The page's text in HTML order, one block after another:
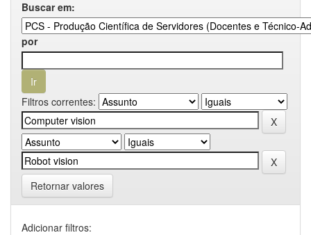
Buscar em:
por
Filtros correntes:
Retornar valores
Adicionar filtros: